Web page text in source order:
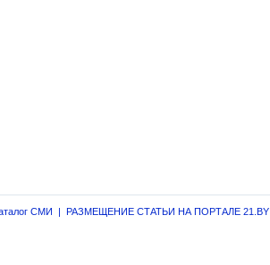
СМИ | РАЗМЕЩЕНИЕ СТАТЬИ НА ПОРТАЛЕ 21.BY